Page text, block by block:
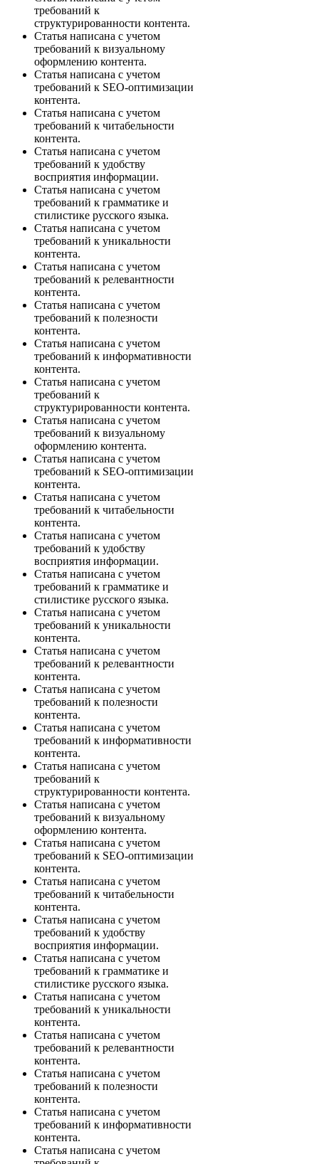
требований к
структурированности контента.
Статья написана с учетом
требований к визуальному
оформлению контента.
Статья написана с учетом
требований к SEO-оптимизации
контента.
Статья написана с учетом
требований к читабельности
контента.
Статья написана с учетом
требований к удобству
восприятия информации.
Статья написана с учетом
требований к грамматике и
стилистике русского языка.
Статья написана с учетом
требований к уникальности
контента.
Статья написана с учетом
требований к релевантности
контента.
Статья написана с учетом
требований к полезности
контента.
Статья написана с учетом
требований к информативности
контента.
Статья написана с учетом
требований к
структурированности контента.
Статья написана с учетом
требований к визуальному
оформлению контента.
Статья написана с учетом
требований к SEO-оптимизации
контента.
Статья написана с учетом
требований к читабельности
контента.
Статья написана с учетом
требований к удобству
восприятия информации.
Статья написана с учетом
требований к грамматике и
стилистике русского языка.
Статья написана с учетом
требований к уникальности
контента.
Статья написана с учетом
требований к релевантности
контента.
Статья написана с учетом
требований к полезности
контента.
Статья написана с учетом
требований к информативности
контента.
Статья написана с учетом
требований к
структурированности контента.
Статья написана с учетом
требований к визуальному
оформлению контента.
Статья написана с учетом
требований к SEO-оптимизации
контента.
Статья написана с учетом
требований к читабельности
контента.
Статья написана с учетом
требований к удобству
восприятия информации.
Статья написана с учетом
требований к грамматике и
стилистике русского языка.
Статья написана с учетом
требований к уникальности
контента.
Статья написана с учетом
требований к релевантности
контента.
Статья написана с учетом
требований к полезности
контента.
Статья написана с учетом
требований к информативности
контента.
Статья написана с учетом